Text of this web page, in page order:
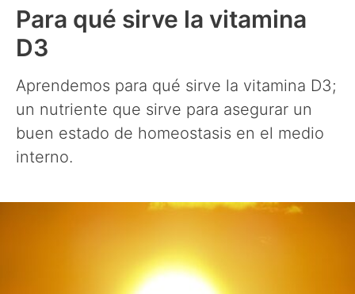
Para qué sirve la vitamina
D3
Aprendemos para qué sirve la vitamina D3;
un nutriente que sirve para asegurar un
buen estado de homeostasis en el medio
interno.